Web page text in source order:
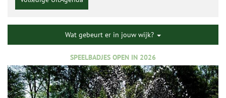
Wat gebeurt er in jouw wijk?
SPEELBADJES OPEN IN 2026